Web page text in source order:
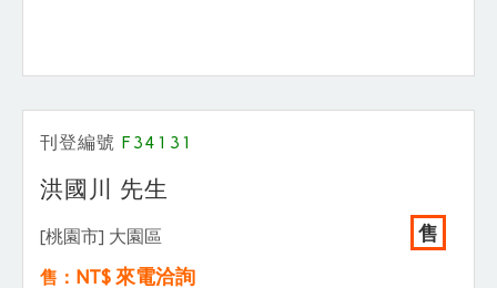
刊登編號 F34131
洪國川 先生
[桃園市] 大園區 售
售： NT$ 來電洽詢